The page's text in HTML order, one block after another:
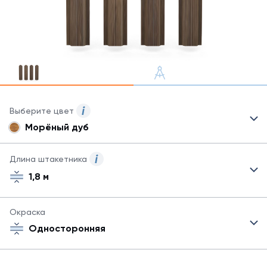
Выберите цвет
Для
данного
товара
возможные
Для
Морёный дуб
Длина штакетника
1,8 м
Окраска
Односторонняя